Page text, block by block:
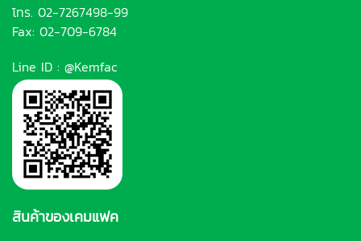
โทร. 02-7267498-99
Fax: 02-709-6784
Line ID : @Kemfac
สินค้าของเคมแฟค